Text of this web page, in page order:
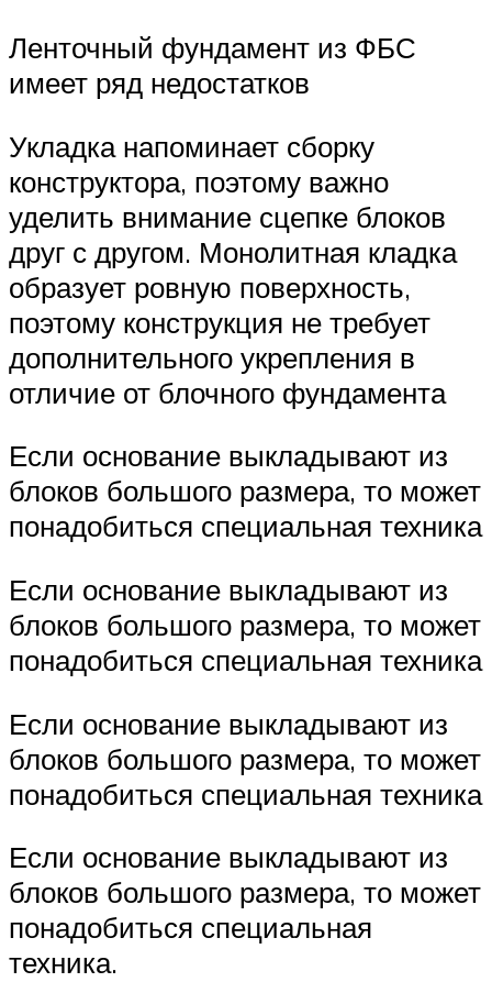
Ленточный фундамент из ФБС
имеет ряд недостатков
Укладка напоминает сборку
конструктора, поэтому важно
уделить внимание сцепке блоков
друг с другом. Монолитная кладка
образует ровную поверхность,
поэтому конструкция не требует
дополнительного укрепления в
отличие от блочного фундамента
Если основание выкладывают из
блоков большого размера, то может
понадобиться специальная техника
Если основание выкладывают из
блоков большого размера, то может
понадобиться специальная техника
Если основание выкладывают из
блоков большого размера, то может
понадобиться специальная техника
Если основание выкладывают из
блоков большого размера, то может
понадобиться специальная
техника.